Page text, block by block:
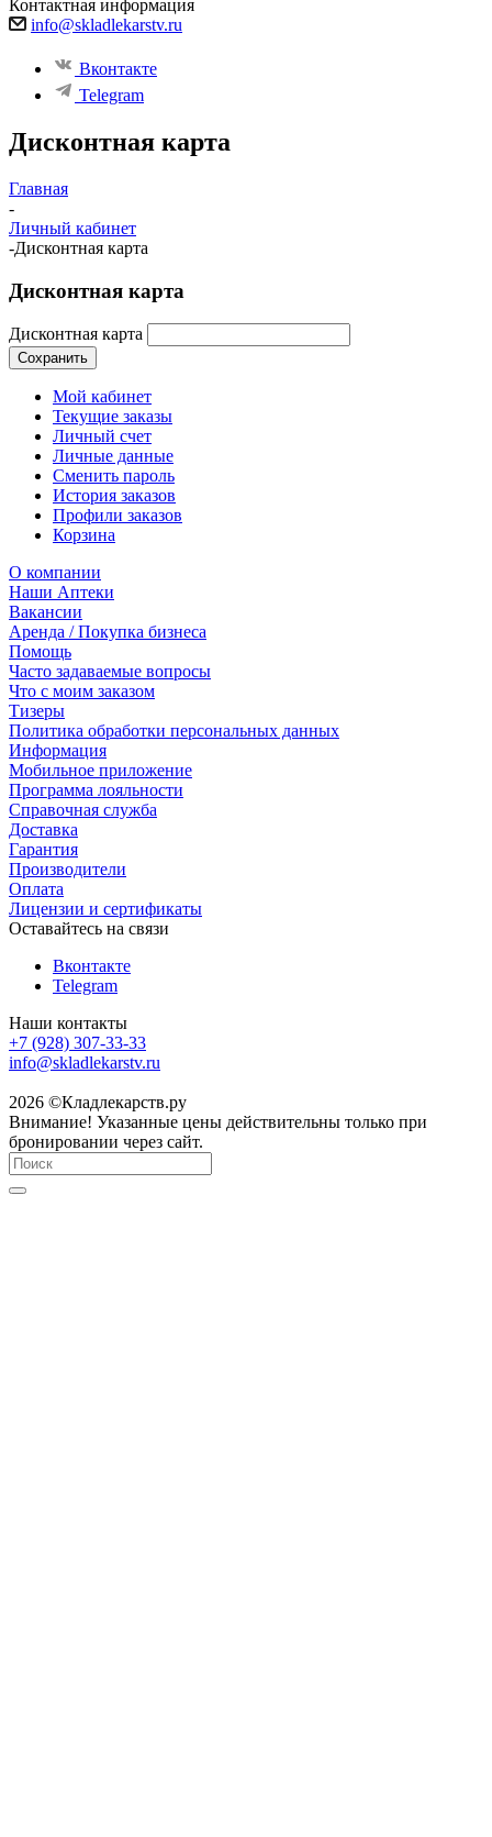
Контактная информация
info@skladlekarstv.ru
Вконтакте
Telegram
Дисконтная карта
Главная
-
Личный кабинет
-Дисконтная карта
Дисконтная карта
Дисконтная карта
Сохранить
Мой кабинет
Текущие заказы
Личный счет
Личные данные
Сменить пароль
История заказов
Профили заказов
Корзина
О компании
Наши Аптеки
Вакансии
Аренда / Покупка бизнеса
Помощь
Часто задаваемые вопросы
Что с моим заказом
Тизеры
Политика обработки персональных данных
Информация
Мобильное приложение
Программа лояльности
Справочная служба
Доставка
Гарантия
Производители
Оплата
Лицензии и сертификаты
Оставайтесь на связи
Вконтакте
Telegram
Наши контакты
+7 (928) 307-33-33
info@skladlekarstv.ru
2026 ©Кладлекарств.ру
Внимание! Указанные цены действительны только при
бронировании через сайт.